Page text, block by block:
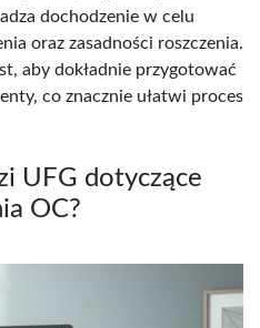
dochodzenie w celu
oraz zasadności roszczenia.
aby dokładnie przygotować
co znacznie ułatwi proces
UFG dotyczące
OC?